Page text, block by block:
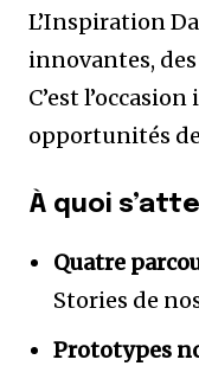
L’Inspiration
innovantes,
C’est
opportunités
À quoi
Quatre
Stories de
Prototypes